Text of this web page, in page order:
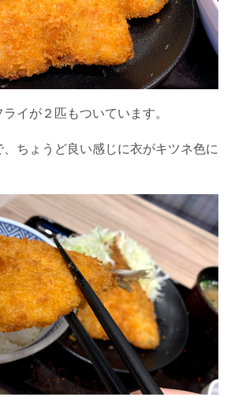
イが２匹もついています。
、ちょうど良い感じに衣がキツネ色に